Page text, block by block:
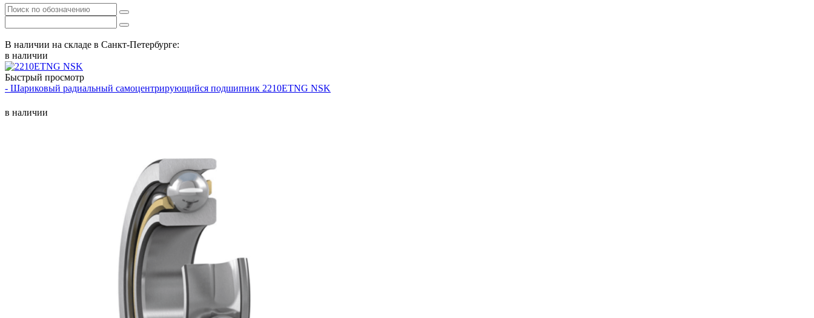
В наличии на складе в Санкт-Петербурге:
в наличии
Быстрый просмотр
- Шариковый радиальный самоцентрирующийся подшипник 2210ETNG NSK
в наличии